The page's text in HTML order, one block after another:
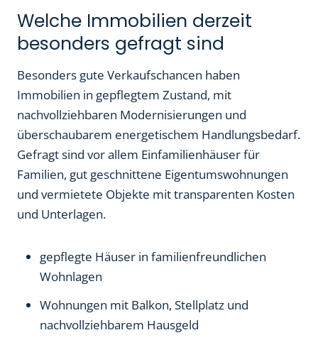
Welche Immobilien derzeit
besonders gefragt sind
Besonders gute Verkaufschancen haben
Immobilien in gepflegtem Zustand, mit
nachvollziehbaren Modernisierungen und
überschaubarem energetischem Handlungsbedarf.
Gefragt sind vor allem Einfamilienhäuser für
Familien, gut geschnittene Eigentumswohnungen
und vermietete Objekte mit transparenten Kosten
und Unterlagen.
gepflegte Häuser in familienfreundlichen
Wohnlagen
Wohnungen mit Balkon, Stellplatz und
nachvollziehbarem Hausgeld